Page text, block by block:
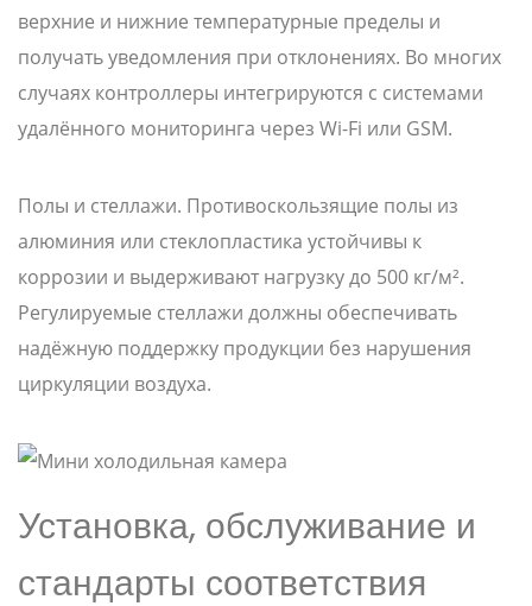
верхние и нижние температурные пределы и
получать уведомления при отклонениях. Во многих
случаях контроллеры интегрируются с системами
удалённого мониторинга через Wi-Fi или GSM.
Полы и стеллажи. Противоскользящие полы из
алюминия или стеклопластика устойчивы к
коррозии и выдерживают нагрузку до 500 кг/м².
Регулируемые стеллажи должны обеспечивать
надёжную поддержку продукции без нарушения
циркуляции воздуха.
Установка, обслуживание и
стандарты соответствия